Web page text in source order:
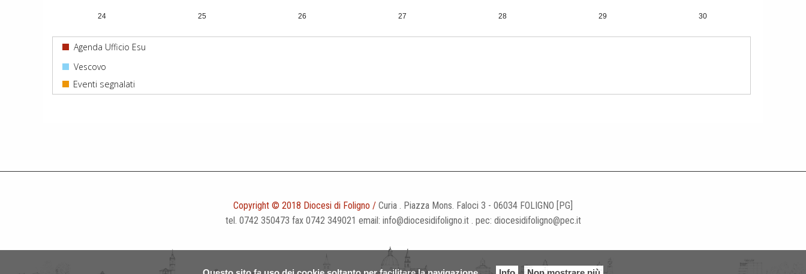
24 25 26 27 28 29 30
31 1 2 3 4 5 6
Agenda Ufficio Esu
Vescovo
Copyright © 2018 Diocesi di Foligno / Curia . Piazza Mons. Faloci 3 - 06034 FOLIGNO [PG]
tel. 0742 350473 fax 0742 349021 email: info@diocesidifoligno.it . pec: diocesidifoligno@pec.it